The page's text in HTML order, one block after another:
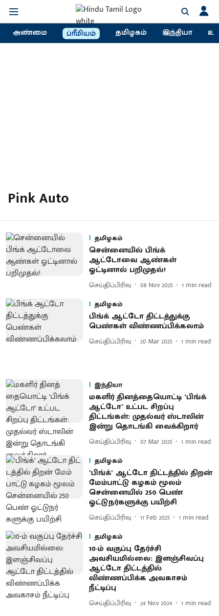
அண்மை ப்ரீமியம் தமிழகம் இந்தியா
Pink Auto
தமிழகம்
சென்னையில் பிங்க்
ஆட்டோவை ஆண்கள்
ஓட்டினால் பறிமுதல்!
செய்திப்பிரிவு 08 Nov 2025 1 min read
தமிழகம்
பிங்க் ஆட்டோ திட்டத்துக்கு
பெண்கள் விண்ணப்பிக்கலாம்
செய்திப்பிரிவு 20 Mar 2025 1 min read
இந்தியா
மகளிர் தினத்​தையொட்டி ‘பிங்க்
ஆட்டோ’ உட்பட சிறப்பு
திட்டங்கள்: முதல்வர் ஸ்டாலின்
இன்று தொடங்கி வைக்கிறார்
செய்திப்பிரிவு 07 Mar 2025 1 min read
தமிழகம்
‘பிங்க்’ ஆட்டோ திட்​டத்​தில் திறன்
மேம்​பாட்டு கழகம் மூலம்
சென்னை​யில் 250 பெண்
ஓட்டுநர்​களுக்கு பயிற்சி
செய்திப்பிரிவு 11 Feb 2025 1 min read
தமிழகம்
10-ம் வகுப்பு தேர்ச்சி
அவசியமில்லை: இளஞ்சிவப்பு
ஆட்டோ திட்டத்தில்
விண்ணப்பிக்க அவகாசம்
நீட்டிப்பு
செய்திப்பிரிவு 24 Nov 2024 1 min read